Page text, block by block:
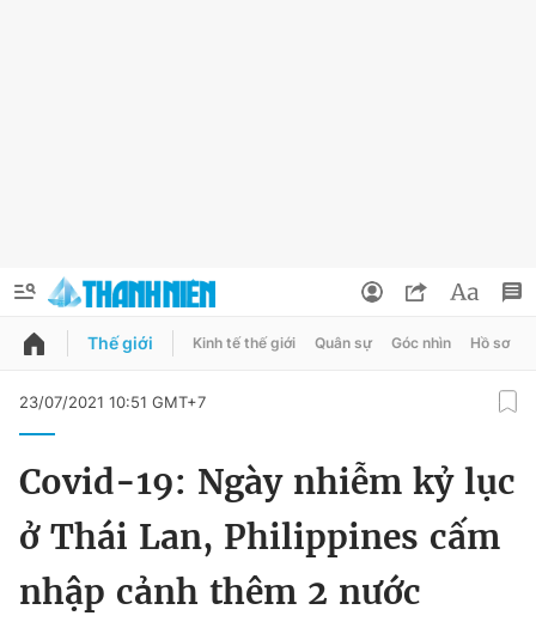
QUẢNG CÁO
Chào ngày mới
Đổi mật khẩu
Tin đã lưu
Tin đã xem
Thế giới Kinh tế thế giới Quân sự Góc nhìn Hồ sơ
23/07/2021 10:51 GMT+7
Covid-19: Ngày nhiễm kỷ lục
ở Thái Lan, Philippines cấm
nhập cảnh thêm 2 nước